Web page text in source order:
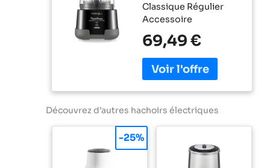
W, 2 lames
Powerlife,
capacité de
jusqu'à 350 g/550
ml, couvercle
hermétique,
système de
protection
contre la
surchauffe,
compact, noir
Classique Régulier
Accessoire
69,49 €
Découvrez d’autres hachoirs électriques
-25%